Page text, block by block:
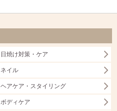
日焼け対策・ケア
ネイル
ヘアケア・スタイリング
ボディケア